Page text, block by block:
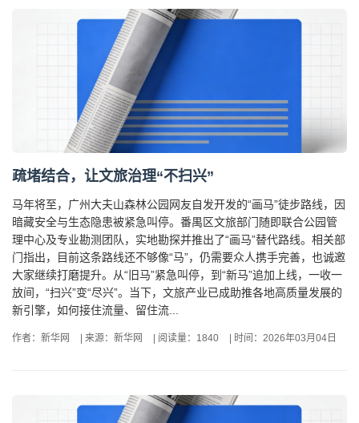
疏堵结合，让文旅治理“不扫兴”
马年将至，广州大夫山森林公园网友自发开发的“画马”徒步路线，因
暗藏安全与生态隐患被紧急叫停。番禺区文旅部门随即联合公园管
理中心及专业勘测团队，实地勘探并推出了“画马”替代路线。相关部
门指出，目前这条路线还不够像“马”，仍需要众人携手完善，也诚邀
大家继续打磨提升。从“旧马”紧急叫停，到“新马”追加上线，一收一
放间，“扫兴”变“尽兴”。当下，文旅产业已成助推各地高质量发展的
新引擎，如何接住流量、留住流...
作者：新华网 来源：新华网 阅读量：1840 时间：2026年03月04日